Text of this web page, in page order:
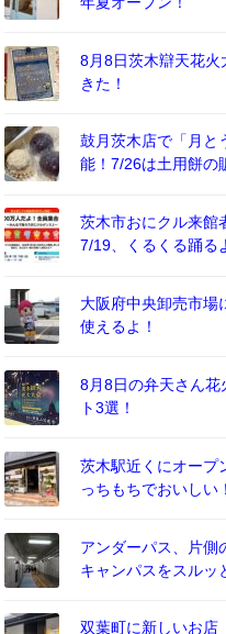
8月8日茨木辯天花火
きた！
鼓月茨木店で「月と
能！7/26は土用餅の
茨木市おにクル来館
7/19、くるくる踊る
大阪府中央卸売市場
使えるよ！
8月8日の弁天さん花
ト3選！
茨木駅近くにオープ
っちもちでおいしい！
アンダーパス、片側
キャンパスをスルッ
双葉町に新しいお店